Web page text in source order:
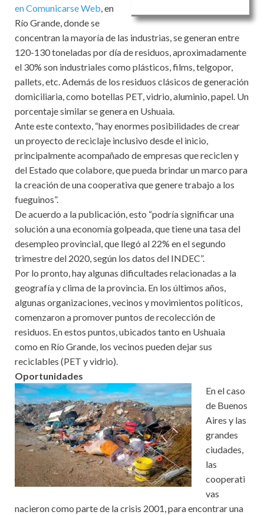
en Comunicarse Web, en
Río Grande, donde se
concentran la mayoría de las industrias, se generan entre
120-130 toneladas por día de residuos, aproximadamente
el 30% son industriales como plásticos, films, telgopor,
pallets, etc. Además de los residuos clásicos de generación
domiciliaria, como botellas PET, vidrio, aluminio, papel. Un
porcentaje similar se genera en Ushuaia.
Ante este contexto, “hay enormes posibilidades de crear
un proyecto de reciclaje inclusivo desde el inicio,
principalmente acompañado de empresas que reciclen y
del Estado que colabore, que pueda brindar un marco para
la creación de una cooperativa que genere trabajo a los
fueguinos”.
De acuerdo a la publicación, esto “podría significar una
solución a una economía golpeada, que tiene una tasa del
desempleo provincial, que llegó al 22% en el segundo
trimestre del 2020, según los datos del INDEC”.
Por lo pronto, hay algunas dificultades relacionadas a la
geografía y clima de la provincia. En los últimos años,
algunas organizaciones, vecinos y movimientos políticos,
comenzaron a promover puntos de recolección de
residuos. En estos puntos, ubicados tanto en Ushuaia
como en Río Grande, los vecinos pueden dejar sus
reciclables (PET y vidrio).
Oportunidades
En el caso
de Buenos
Aires y las
grandes
ciudades,
las
cooperati
vas
nacieron como parte de la crisis 2001, para encontrar una